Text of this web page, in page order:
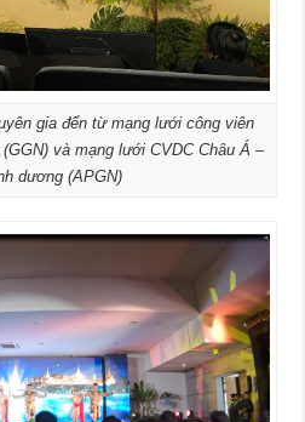
gia đến từ mạng lưới công viên
và mạng lưới CVDC Châu Á –
dương (APGN)